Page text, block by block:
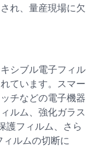
れ、量産現場に欠
シブル電子フィル
ています。スマー
チなどの電子機器
ルム、強化ガラス
護フィルム、さら
ルムの切断に